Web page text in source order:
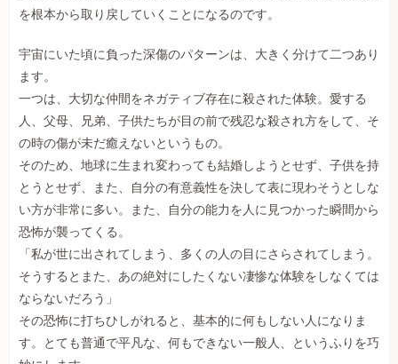
を根本から取り戻していくことになるのです。
宇宙にいた頃に負った深傷のパターンは、大きく分けて二つあり
ます。
一つは、大切な仲間をネガティブ存在に殺された体験。愛する
人、父母、兄弟、子供たちが目の前で残忍な殺され方をして、そ
の時の傷が未だ癒えないというもの。
そのため、地球に生まれ変わっても結婚しようとせず、子供を持
とうとせず、また、自分の有意義性を決して表に現わそうとしな
い方が非常に多い。また、自分の能力を人に見つかった瞬間から
恐怖が襲ってくる。
「私が世に出されてしまう、多くの人の目にさらされてしまう。
そうするとまた、あの絶対にしたくない凄惨な体験をしなくては
ならないだろう」
その恐怖に打ちひしがれると、基本的に何もしない人になりま
す。とても普通で平凡な、何もできない一般人、というふりを巧